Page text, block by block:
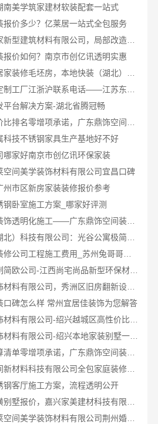
南美学筑家建材软装配套一站式
报价多少？亿莱居一站式全包服务
海南万赢饰家新型建筑材料有限公司，局部改造居室报价明细
报价如何？南京市创亿讯透明实惠
平台解决方案-湖北省腾冠畅
科技不锈钢家具生产基地好不好
哪家好南京市创亿讯环保家装
空间美学装饰材料有限公司宜昌口碑
州市区新房家装装修报价参考
钢卧室施工方案_哪家好评测
珠三角正规装饰透明化施工——广东鼎饰空间装饰工程有限公司
张家港正规装修公司工程施工费用_苏州兔哥哥智装新材料有限公司
江西全屋定制简欧公司-江西尚宅尚品新型环保材料有限公司
嘉兴锦居装饰材料有限公司，秀洲区旧房翻新设计师口碑
口碑怎么样 常州宜居佳装饰为您解答
绍兴卓鑫装饰材料有限公司-绍兴本地家装别墅一站式全包服务
深圳装修预算清单零增项承诺，广东鼎饰空间装饰工程有限公司靠谱
福建尚艺空间新材料科技有限公司全包家庭装修口碑优选报价明细
钢客厅施工方案，流程透明公开
湖北百年米莱空间美学装饰材料有限公司荆州婚房装修